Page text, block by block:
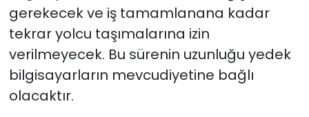
gerekecek ve iş tamamlanana kadar
tekrar yolcu taşımalarına izin
verilmeyecek. Bu sürenin uzunluğu yedek
bilgisayarların mevcudiyetine bağlı
olacaktır.